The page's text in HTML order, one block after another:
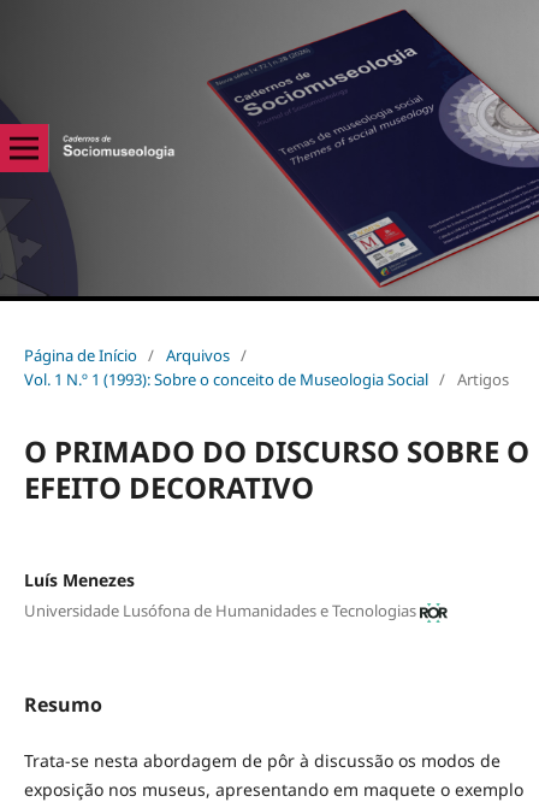
Página de Início / Arquivos /
Vol. 1 N.º 1 (1993): Sobre o conceito de Museologia Social / Artigos
O PRIMADO DO DISCURSO SOBRE O
EFEITO DECORATIVO
Luís Menezes
Universidade Lusófona de Humanidades e Tecnologias
Resumo
Trata-se nesta abordagem de pôr à discussão os modos de
exposição nos museus, apresentando em maquete o exemplo